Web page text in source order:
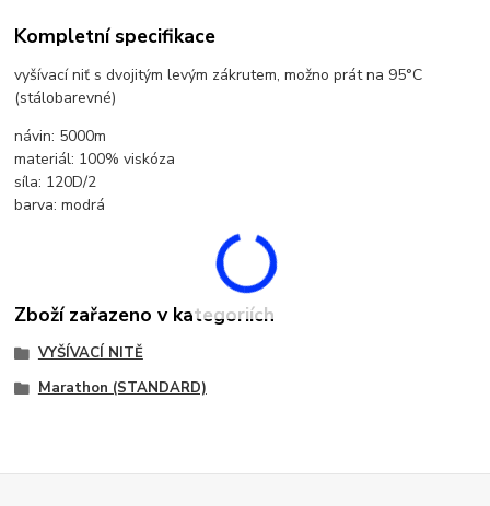
Kompletní specifikace
vyšívací niť s dvojitým levým zákrutem, možno prát na 95°C
(stálobarevné)
návin: 5000m
materiál: 100% viskóza
síla: 120D/2
barva: modrá
Zboží zařazeno v kategoriích
VYŠÍVACÍ NITĚ
Marathon (STANDARD)